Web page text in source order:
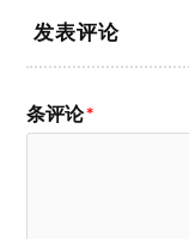
发表评论
条评论*